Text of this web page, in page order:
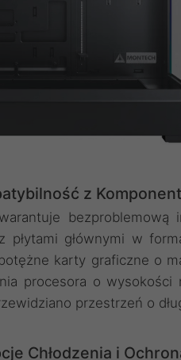
z
bezproblemową
płytami głównymi w
karty graficzne o
procesora o wysokości
przestrzeń o
Chłodzenia i